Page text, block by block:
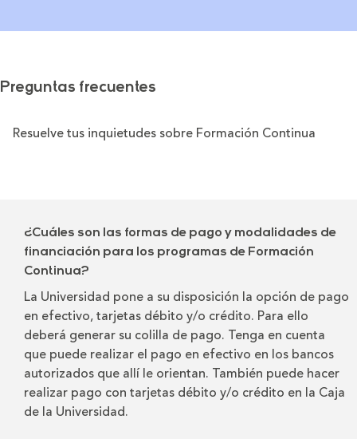
Preguntas frecuentes
Resuelve tus inquietudes sobre Formación Continua
¿Cuáles son las formas de pago y modalidades de
financiación para los programas de Formación
Continua?
La Universidad pone a su disposición la opción de pago
en efectivo, tarjetas débito y/o crédito. Para ello
deberá generar su colilla de pago. Tenga en cuenta
que puede realizar el pago en efectivo en los bancos
autorizados que allí le orientan. También puede hacer
realizar pago con tarjetas débito y/o crédito en la Caja
de la Universidad.